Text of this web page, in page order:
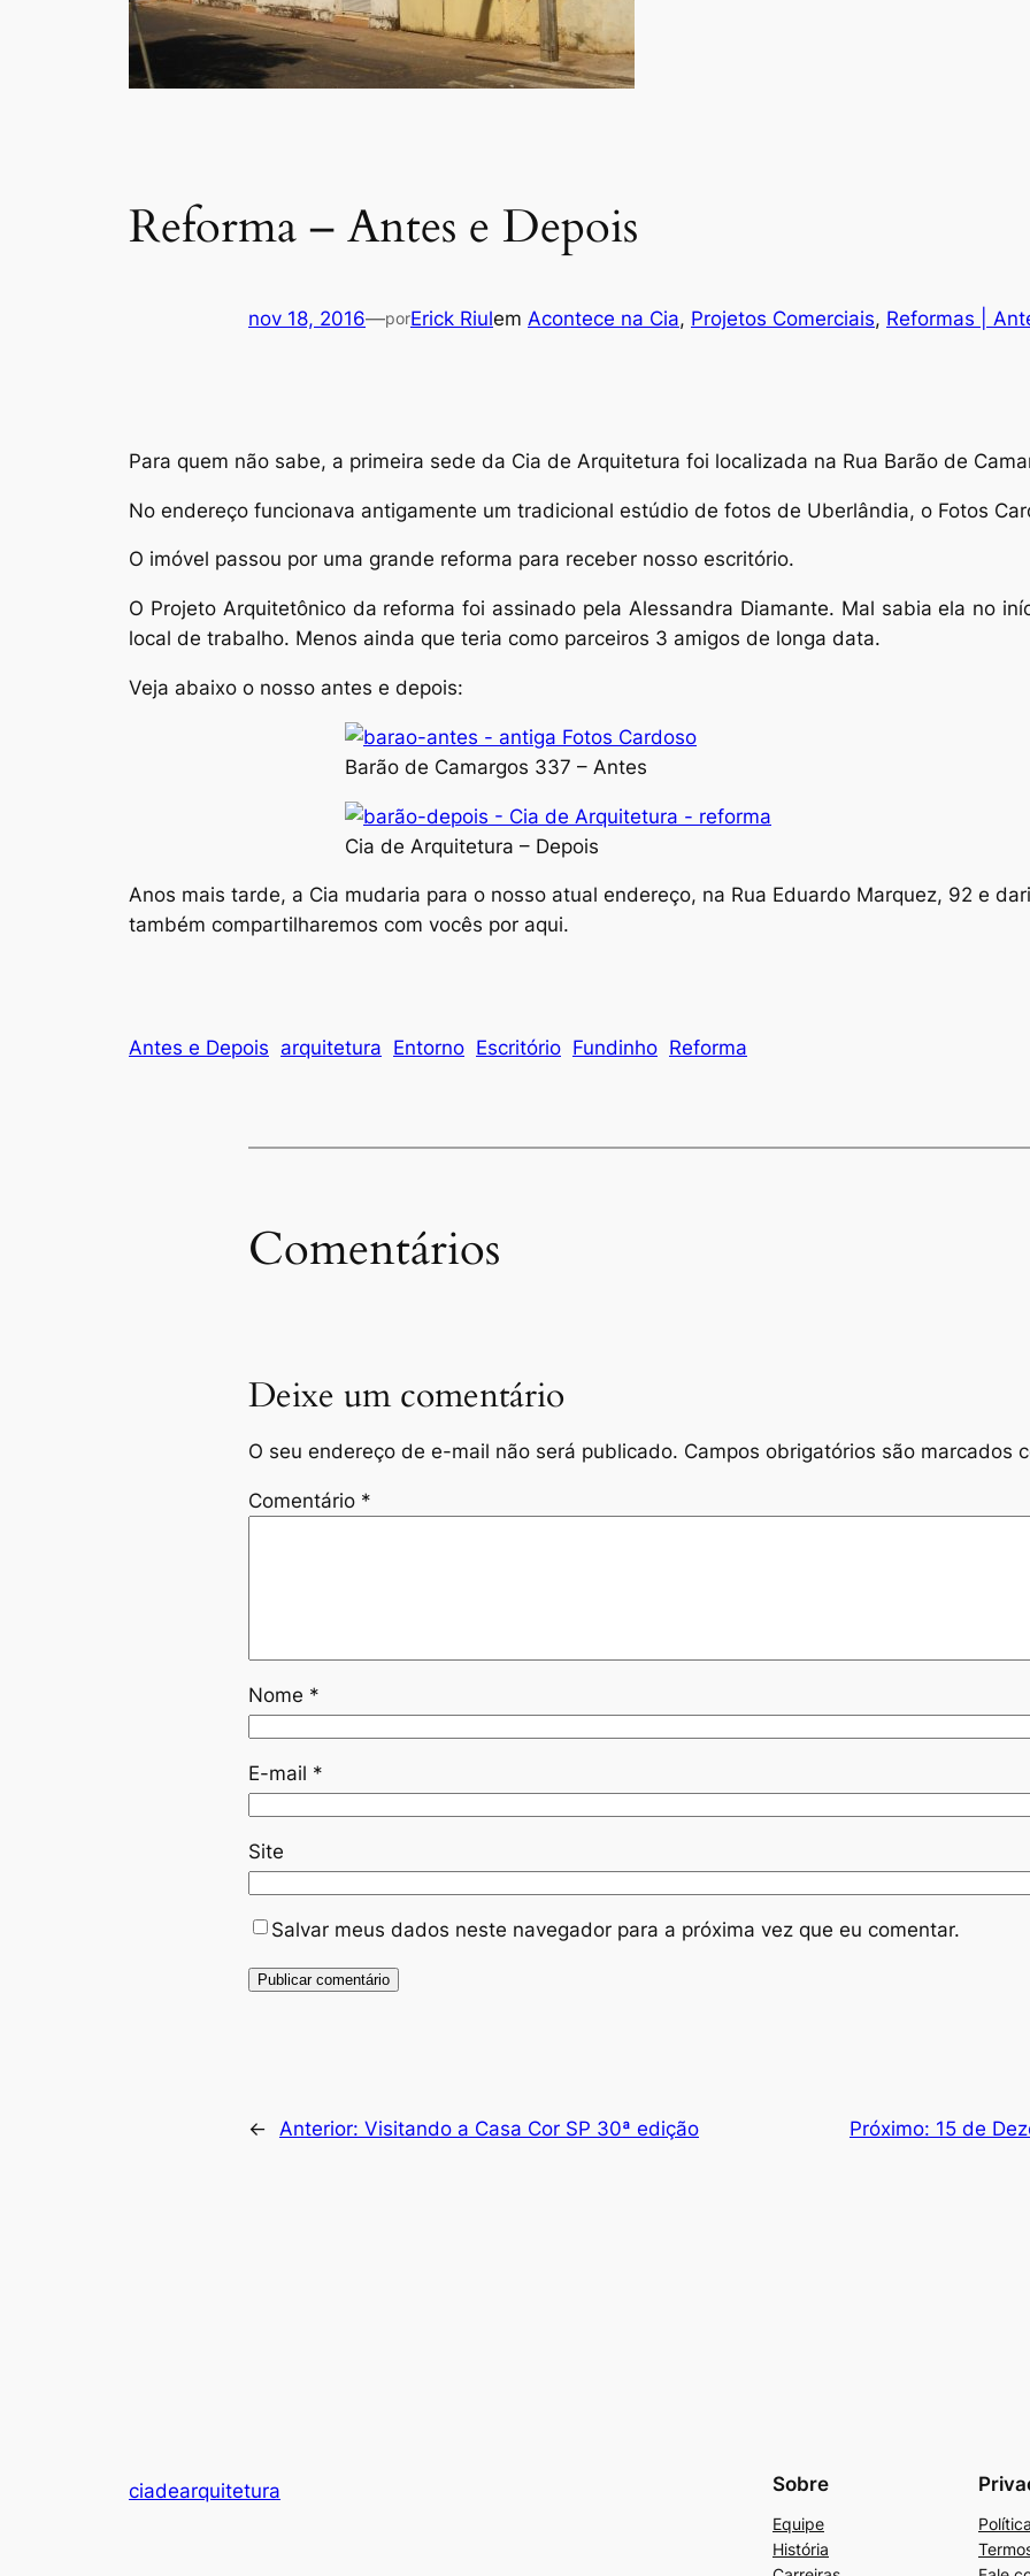
Reforma – Antes e Depois
nov 18, 2016—porErick Riulem Acontece na Cia, Projetos Comerciais, Reformas |
Para quem não sabe, a primeira sede da Cia de Arquitetura foi localizada na Rua Barão de
No endereço funcionava antigamente um tradicional estúdio de fotos de Uberlândia, o Fotos
O imóvel passou por uma grande reforma para receber nosso escritório.
O Projeto Arquitetônico da reforma foi assinado pela Alessandra Diamante. Mal sabia ela no
local de trabalho. Menos ainda que teria como parceiros 3 amigos de longa data.
Veja abaixo o nosso antes e depois:
Barão de Camargos 337 – Antes
Cia de Arquitetura – Depois
Anos mais tarde, a Cia mudaria para o nosso atual endereço, na Rua Eduardo Marquez, 92 e
também compartilharemos com vocês por aqui.
Antes e Depois arquitetura Entorno Escritório Fundinho Reforma
Comentários
Deixe um comentário
O seu endereço de e-mail não será publicado. Campos obrigatórios são marcados
Comentário *
Nome *
E-mail *
Site
Salvar meus dados neste navegador para a próxima vez que eu comentar.
← Anterior: Visitando a Casa Cor SP 30ª edição Próximo: 15 de
ciadearquitetura Sobre
Equipe
História